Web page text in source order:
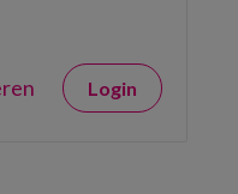
Login